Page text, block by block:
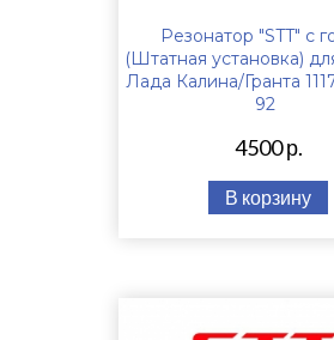
Резонатор "STT" с
(Штатная установка)
Лада Калина/Гранта
92
4500 р.
В корзину